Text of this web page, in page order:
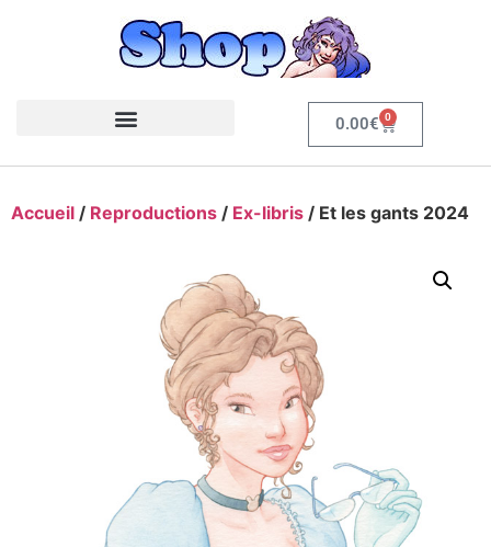
0.00€ 0
Accueil / Reproductions / Ex-libris / Et les gants 2024